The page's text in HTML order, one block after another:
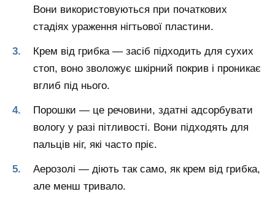
Вони використовуються при початкових
стадіях ураження нігтьової пластини.
Крем від грибка — засіб підходить для сухих
стоп, воно зволожує шкірний покрив і проникає
вглиб під нього.
Порошки — це речовини, здатні адсорбувати
вологу у разі пітливості. Вони підходять для
пальців ніг, які часто пріє.
Аерозолі — діють так само, як крем від грибка,
але менш тривало.